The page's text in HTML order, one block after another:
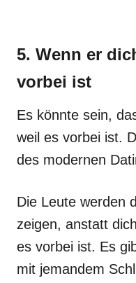
5. Wenn er
vorbei ist
Es könnte sein,
weil es vorbei ist.
des modernen
Die Leute werden
zeigen, anstatt
es vorbei ist. Es
mit jemandem